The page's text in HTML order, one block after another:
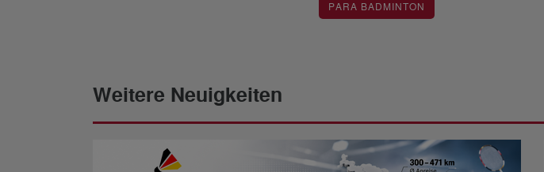
PARA BADMINTON
Weitere Neuigkeiten